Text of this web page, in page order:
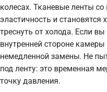
колесах. Тканевые ленты
эластичность и
треснуть от холода. Если
внутренней стороне
немедленной замены. Не
под ленту: это временная
точку давления.